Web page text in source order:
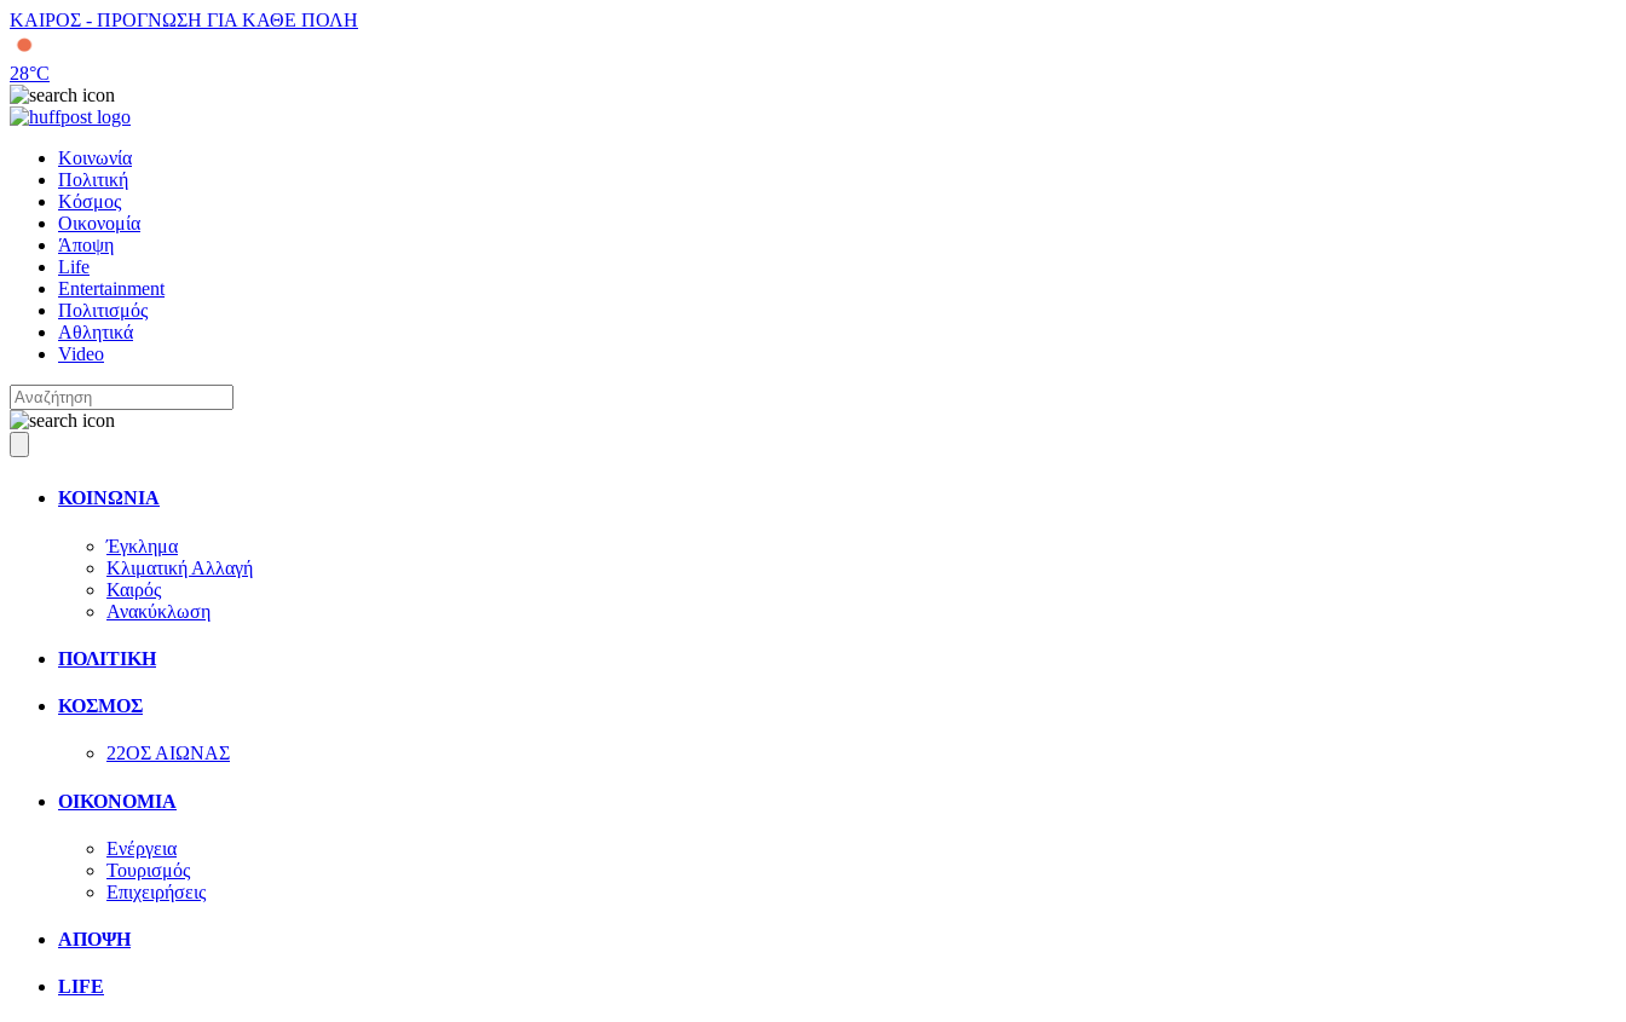
ΚΑΙΡΟΣ - ΠΡΟΓΝΩΣΗ ΓΙΑ ΚΑΘΕ ΠΟΛΗ
28°C
Κοινωνία
Πολιτική
Κόσμος
Οικονομία
Άποψη
Life
Entertainment
Πολιτισμός
Αθλητικά
Video
ΚΟΙΝΩΝΙΑ
Έγκλημα
Κλιματική Αλλαγή
Καιρός
Ανακύκλωση
ΠΟΛΙΤΙΚΗ
ΚΟΣΜΟΣ
22ΟΣ ΑΙΩΝΑΣ
ΟΙΚΟΝΟΜΙΑ
Ενέργεια
Τουρισμός
Επιχειρήσεις
ΑΠΟΨΗ
LIFE